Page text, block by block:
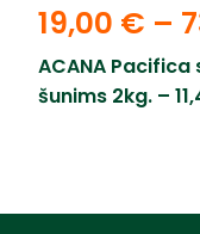
19,00 € –
ACANA
šunims 2kg. –